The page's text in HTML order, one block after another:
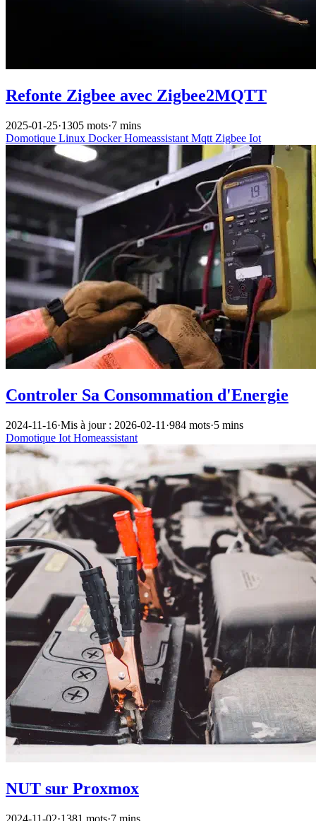
Refonte Zigbee avec Zigbee2MQTT
2025-01-25·1305 mots·7 mins
Domotique Linux DockerHomeassistant Mqtt Zigbee Iot
Controler Sa Consommation d'Energie
2024-11-16·Mis à jour : 2026-02-11 ·984 mots·5 mins
Domotique Iot Homeassistant
NUT sur Proxmox
2024-11-02·1381 mots·7 mins